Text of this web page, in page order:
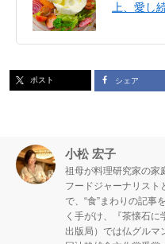
上、愛し
ポスト シェア
小松 宏子
祖母が料理研究家の家
フードジャーナリスト
で、“食”まわりの記事
く手がけ、『茶懐石
出版局）では仏グルマ